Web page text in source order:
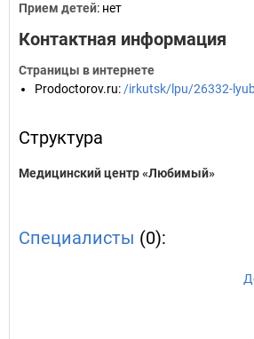
Прием детей: нет
Контактная информация
Страницы в интернете
Prodoctorov.ru: /irkutsk/lpu/26332-
Структура
Медицинский центр «Любимый»
Специалисты (0):